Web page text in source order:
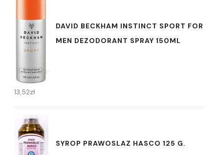
DAVID BECKHAM INSTINCT SPORT FOR
MEN DEZODORANT SPRAY 150ML
13,52zł
SYROP PRAWOSLAZ HASCO 125 G.